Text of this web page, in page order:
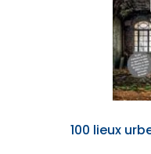
100 lieux